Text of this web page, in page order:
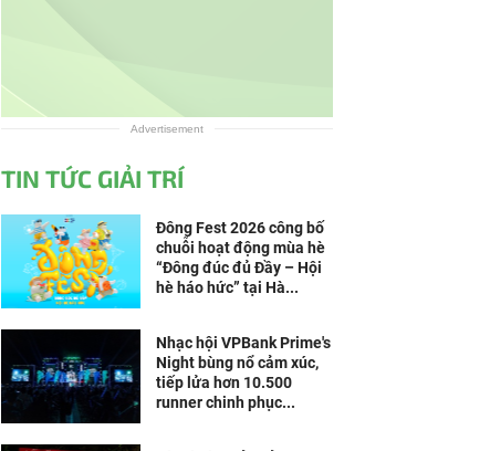
Advertisement
TIN TỨC GIẢI TRÍ
Đông Fest 2026 công bố
chuỗi hoạt động mùa hè
“Đông đúc đủ Đầy – Hội
hè háo hức” tại Hà...
Nhạc hội VPBank Prime's
Night bùng nổ cảm xúc,
tiếp lửa hơn 10.500
runner chinh phục...